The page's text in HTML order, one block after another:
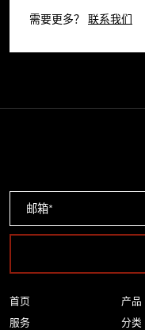
需要更多？ 联系我们
首页
服务
产品
分类